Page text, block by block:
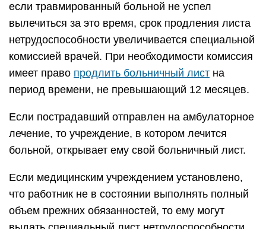
если травмированный больной не успел
вылечиться за это время, срок продления листа
нетрудоспособности увеличивается специальной
комиссией врачей. При необходимости комиссия
имеет право продлить больничный лист на
период времени, не превышающий 12 месяцев.
Если пострадавший отправлен на амбулаторное
лечение, то учреждение, в котором лечится
больной, открывает ему свой больничный лист.
Если медицинским учреждением установлено,
что работник не в состоянии выполнять полный
объем прежних обязанностей, то ему могут